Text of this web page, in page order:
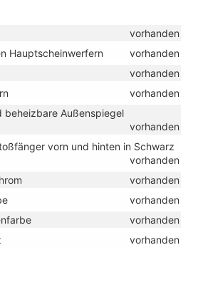
vorhanden
Hauptscheinwerfern
vorhanden
vorhanden
vorhanden
beheizbare Außenspiegel
vorhanden
vorn und hinten in Schwarz
vorhanden
vorhanden
vorhanden
vorhanden
vorhanden